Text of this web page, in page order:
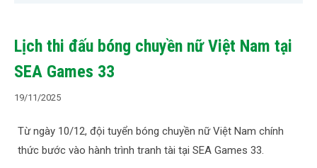
Lịch thi đấu bóng chuyền nữ Việt Nam tại
SEA Games 33
19/11/2025
Từ ngày 10/12, đội tuyển bóng chuyền nữ Việt Nam chính
thức bước vào hành trình tranh tài tại SEA Games 33.